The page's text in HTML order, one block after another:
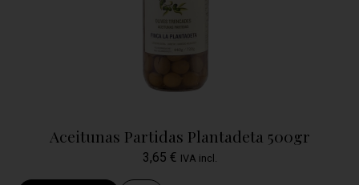
Aceitunas Partidas Plantadeta 500gr
3,65 € IVA incl.